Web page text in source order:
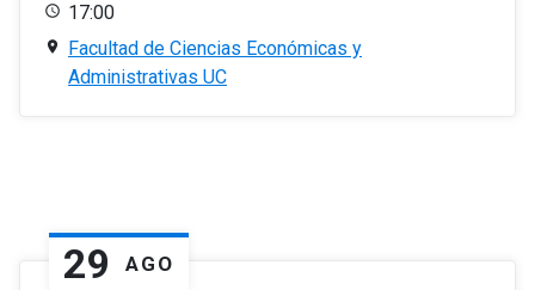
17:00
Facultad de Ciencias Económicas y
Administrativas UC
29 AGO